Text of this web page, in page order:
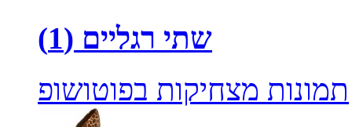
שתי רגליים (1)
תמונות מצחיקות בפוטושופ